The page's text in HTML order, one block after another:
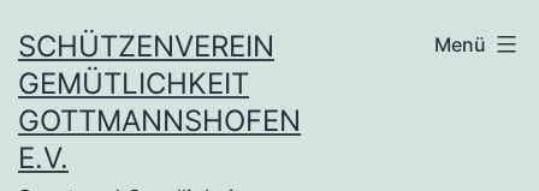
Inhalt
springen
SCHÜTZENVEREIN
GEMÜTLICHKEIT
GOTTMANNSHOFEN
E.V.
Menü